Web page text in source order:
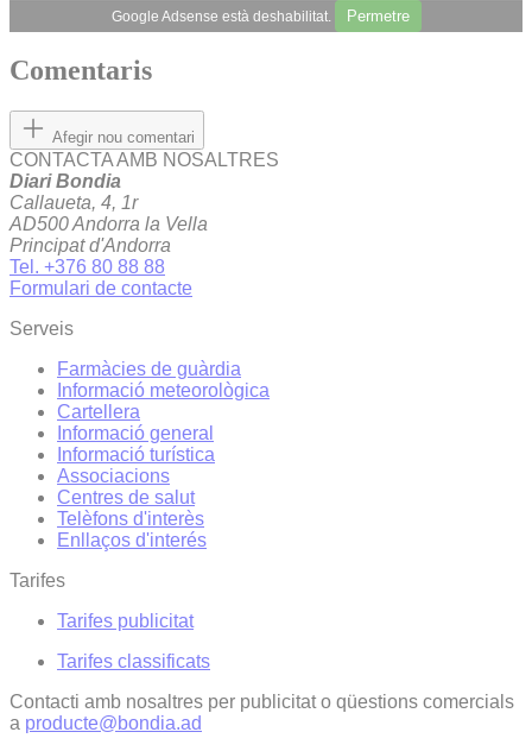
Google Adsense està deshabilitat. Permetre
Comentaris
Afegir nou comentari
CONTACTA AMB NOSALTRES
Diari Bondia
Callaueta, 4, 1r
AD500 Andorra la Vella
Principat d'Andorra
Tel. +376 80 88 88
Formulari de contacte
Serveis
Farmàcies de guàrdia
Informació meteorològica
Cartellera
Informació general
Informació turística
Associacions
Centres de salut
Telèfons d'interès
Enllaços d'interés
Tarifes
Tarifes publicitat
Tarifes classificats
Contacti amb nosaltres per publicitat o qüestions comercials
a producte@bondia.ad